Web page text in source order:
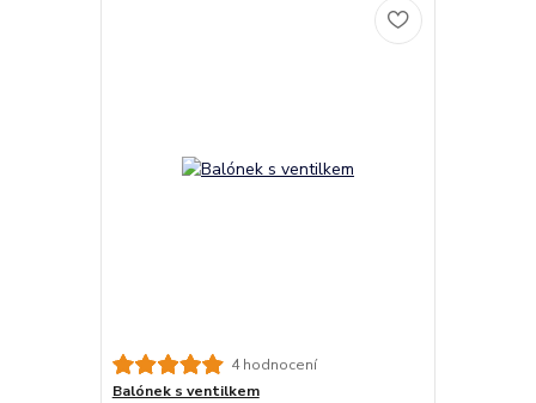
4 hodnocení
Balónek s ventilkem